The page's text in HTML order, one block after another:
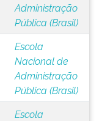
Administração
Pública (Brasil)
Escola
Nacional de
Administração
Pública (Brasil)
Escola